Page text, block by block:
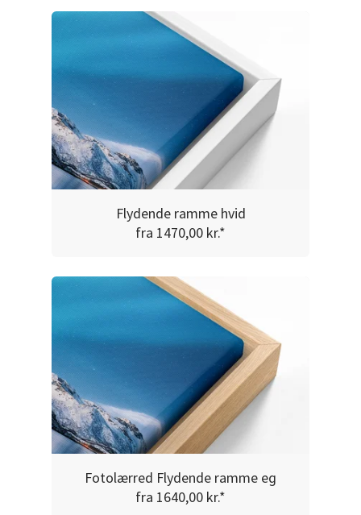
Flydende ramme hvid
fra 1470,00 kr.*
Fotolærred Flydende ramme eg
fra 1640,00 kr.*